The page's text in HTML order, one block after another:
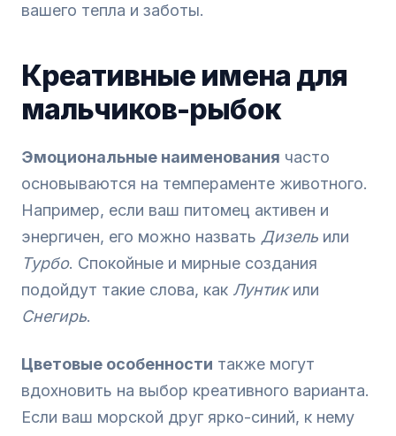
вашего тепла и заботы.
Креативные имена для
мальчиков-рыбок
Эмоциональные наименования часто
основываются на темпераменте животного.
Например, если ваш питомец активен и
энергичен, его можно назвать Дизель или
Турбо. Спокойные и мирные создания
подойдут такие слова, как Лунтикили
Снегирь.
Цветовые особенности также могут
вдохновить на выбор креативного варианта.
Если ваш морской друг ярко-синий, к нему